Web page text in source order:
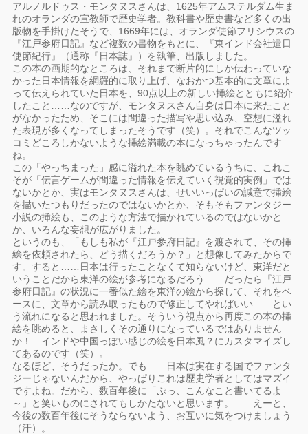
アルノルドゥス・モンタヌスさんは、1625年アムステルダム生ま
れのオランダの宣教師で歴史学者。教科書や歴史書など多くの出
版物を手掛けたそうで、1669年には、オランダ使節フリシウスの
『江戸参府日記』など複数の書物をもとに、『東インド会社遣日
使節紀行』（通称『日本誌』）を執筆、出版しました。
この本の画期的なところは、それまで断片的にしか伝わっていな
かった日本情報を網羅的に取り上げ、なおかつ基本的に文章によ
って伝えられていた日本を、90点以上の新しい挿絵とともに紹介
したこと……なのですが、モンタヌスさん自身は日本に来たこと
がなかったため、そこには間違った描写や思い込み、空想に溢れ
た表現が多くなってしまったそうです（笑）。それでこんなツッ
コミどころしかないような挿絵満載の本になっちゃったんです
ね。
この「やっちまった」感に溢れた本を眺めているうちに、これこ
そが「伝言ゲームが間違った情報を伝えていく視覚的実例」では
ないかとか、実はモンタヌスさんは、せいいっぱいの誠意で挿絵
を描いたつもりだったのではないかとか、そもそもファンタジー
小説の挿絵も、このような方法で描かれているのではないかと
か、いろんな妄想が広がりました。
というのも、「もしも私が『江戸参府日記』を渡されて、その挿
絵を依頼されたら、どう描くだろうか？」と想像してみたからで
す。すると……日本は行ったことなくて知らないけど、東洋だと
いうことだから東洋の絵が参考になるだろう……だったら『江戸
参府日記』の状況に一番似た絵を東洋の絵から探して、それをベ
ースに、文章から読み取ったもので修正してやればいい……とい
う流れになると思われました。そういう視点から再度この本の挿
絵を眺めると、まさしくその通りになっているではありません
か！ インドや中国っぽい感じの絵を日本風？にカスタマイズし
てあるのです（笑）。
なるほど、そうだったか。でも……日本は実在する国でファンタ
ジーじゃないんだから、やっぱりこれは歴史学者としてはマズイ
ですよね。だから、数百年後に「ぷっ、こんなこと書いてるよ
～」と笑いものにされてもしかたないと思います。……えーと、
今後の数百年後にそうならないよう、お互いに気をつけましょう
（汗）。